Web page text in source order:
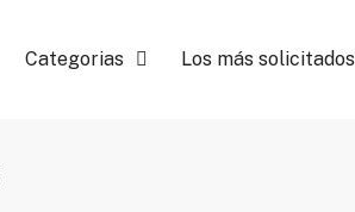
Categorias Los más solicitados